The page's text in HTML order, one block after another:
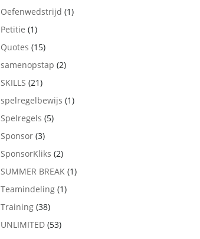
Oefenwedstrijd (1)
Petitie (1)
Quotes (15)
samenopstap (2)
SKILLS (21)
spelregelbewijs (1)
Spelregels (5)
Sponsor (3)
SponsorKliks (2)
SUMMER BREAK (1)
Teamindeling (1)
Training (38)
UNLIMITED (53)